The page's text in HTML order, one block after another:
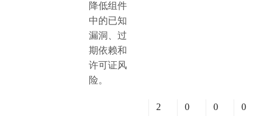
降低组件
中的已知
漏洞、过
期依赖和
许可证风
险。
2
0
0
0